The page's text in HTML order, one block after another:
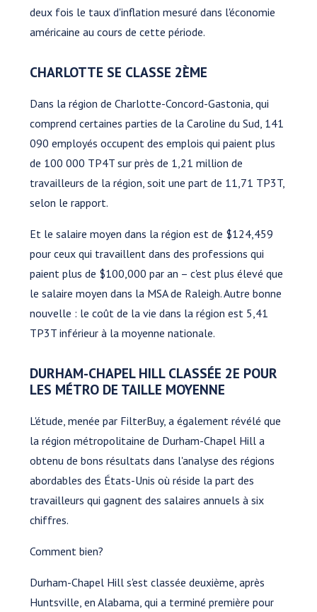
deux fois le taux d'inflation mesuré dans l'économie
américaine au cours de cette période.
CHARLOTTE SE CLASSE 2ÈME
Dans la région de Charlotte-Concord-Gastonia, qui
comprend certaines parties de la Caroline du Sud, 141
090 employés occupent des emplois qui paient plus
de 100 000 TP4T sur près de 1,21 million de
travailleurs de la région, soit une part de 11,71 TP3T,
selon le rapport.
Et le salaire moyen dans la région est de $124,459
pour ceux qui travaillent dans des professions qui
paient plus de $100,000 par an – c'est plus élevé que
le salaire moyen dans la MSA de Raleigh. Autre bonne
nouvelle : le coût de la vie dans la région est 5,41
TP3T inférieur à la moyenne nationale.
DURHAM-CHAPEL HILL CLASSÉE 2E POUR
LES MÉTRO DE TAILLE MOYENNE
L'étude, menée par FilterBuy, a également révélé que
la région métropolitaine de Durham-Chapel Hill a
obtenu de bons résultats dans l'analyse des régions
abordables des États-Unis où réside la part des
travailleurs qui gagnent des salaires annuels à six
chiffres.
Comment bien?
Durham-Chapel Hill s'est classée deuxième, après
Huntsville, en Alabama, qui a terminé première pour